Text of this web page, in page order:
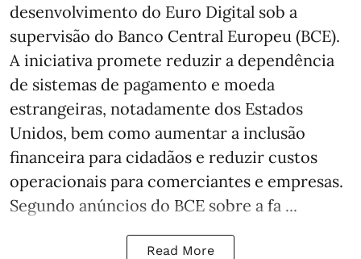
desenvolvimento do Euro Digital sob a
supervisão do Banco Central Europeu (BCE).
A iniciativa promete reduzir a dependência
de sistemas de pagamento e moeda
estrangeiras, notadamente dos Estados
Unidos, bem como aumentar a inclusão
financeira para cidadãos e reduzir custos
operacionais para comerciantes e empresas.
Segundo anúncios do BCE sobre a fa ...
Read More